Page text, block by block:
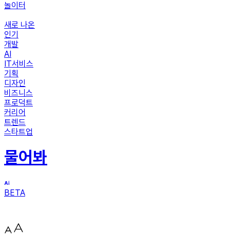
놀이터
새로 나온
인기
개발
AI
IT서비스
기획
디자인
비즈니스
프로덕트
커리어
트렌드
스타트업
물어봐
BETA